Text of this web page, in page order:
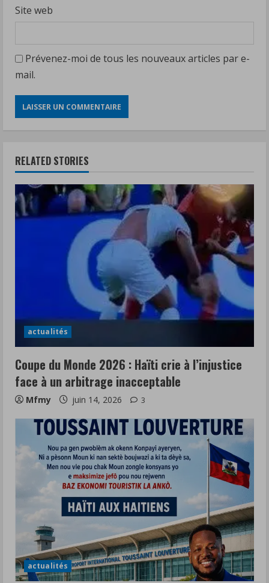
Site web
Prévenez-moi de tous les nouveaux articles par e-
mail.
RELATED STORIES
actualités
Coupe du Monde 2026 : Haïti crie à l’injustice
face à un arbitrage inacceptable
Mfmy juin 14, 2026 3
actualités